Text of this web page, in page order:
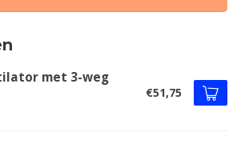
met 3-weg
€51,75